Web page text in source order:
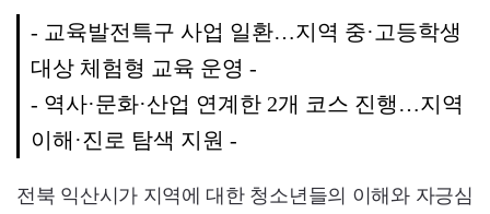
- 교육발전특구 사업 일환…지역 중·고등학생
대상 체험형 교육 운영 -
- 역사·문화·산업 연계한 2개 코스 진행…지역
이해·진로 탐색 지원 -
전북 익산시가 지역에 대한 청소년들의 이해와 자긍심